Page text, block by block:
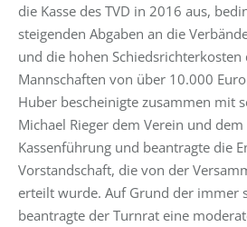
die Kasse des TVD in 2016 aus,
steigenden Abgaben an die
und die hohen
Mannschaften von über 10.000
Huber bescheinigte zusammen mit
Michael Rieger dem Verein und
Kassenführung und beantragte die
Vorstandschaft, die von der
erteilt wurde. Auf Grund der immer
beantragte der Turnrat eine